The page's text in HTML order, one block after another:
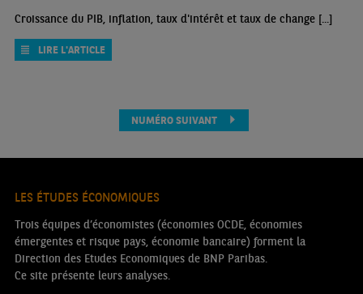
Croissance du PIB, inflation, taux d'intérêt et taux de change [...]
LIRE L'ARTICLE
NUMÉRO SUIVANT
LES ÉTUDES ÉCONOMIQUES
Trois équipes d’économistes (économies OCDE, économies
émergentes et risque pays, économie bancaire) forment la
Direction des Etudes Economiques de BNP Paribas.
Ce site présente leurs analyses.